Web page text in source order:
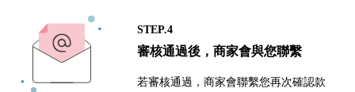
STEP.4
審核通過後，商家會與您聯繫
若審核通過，商家會聯繫您再次確認款